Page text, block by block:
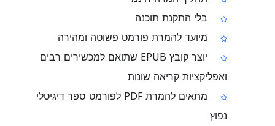
בלי התקנת תוכנה
מיועד להמרת פורמט פשוטה ומהירה
יוצר קובץ EPUB שתואם למכשירים רבים
ואפליקציות קריאה שונות
מתאים להמרת PDF לפורמט ספר דיגיטלי
נפוץ